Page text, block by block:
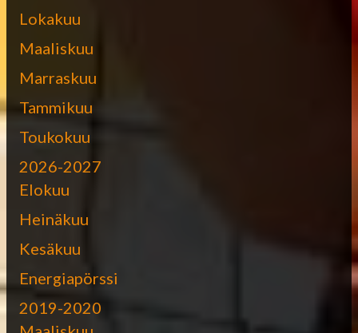
Lokakuu
Maaliskuu
Marraskuu
Tammikuu
Toukokuu
2026-2027
Elokuu
Heinäkuu
Kesäkuu
Energiapörssi
2019-2020